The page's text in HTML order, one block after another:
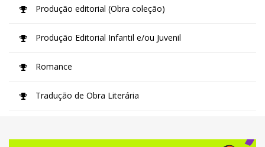
Produção editorial (Obra coleção)
Produção Editorial Infantil e/ou Juvenil
Romance
Tradução de Obra Literária